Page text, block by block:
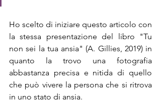
Ho scelto di iniziare questo articolo con
la stessa presentazione del libro "Tu
non sei la tua ansia" (A. Gillies, 2019) in
quanto la trovo una fotografia
abbastanza precisa e nitida di quello
che può vivere la persona che si ritrova
in uno stato di ansia.